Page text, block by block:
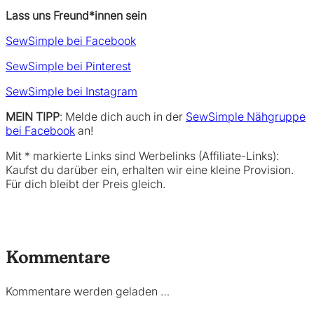
Lass uns Freund*innen sein
SewSimple bei Facebook
SewSimple bei Pinterest
SewSimple bei Instagram
MEIN TIPP: Melde dich auch in der SewSimple Nähgruppe
bei Facebook an!
Mit * markierte Links sind Werbelinks (Affiliate-Links):
Kaufst du darüber ein, erhalten wir eine kleine Provision.
Für dich bleibt der Preis gleich.
Kommentare
Kommentare werden geladen …